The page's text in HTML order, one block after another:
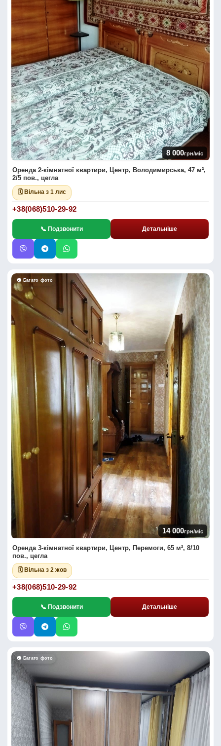
8 000грн/міс
Оренда 2-кімнатної квартири, Центр, Володимирська, 47 м²,
2/5 пов., цегла
🗓 Вільна з 1 лис
+38(068)510-29-92
📞 Подзвонити Детальніше
📷 Багато фото
14 000грн/міс
Оренда 3-кімнатної квартири, Центр, Перемоги, 65 м², 8/10
пов., цегла
🗓 Вільна з 2 жов
+38(068)510-29-92
📞 Подзвонити Детальніше
📷 Багато фото